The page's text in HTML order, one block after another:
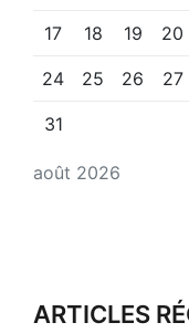
août 2026
17 18 19 20
24 25 26 27
31
ARTICLES